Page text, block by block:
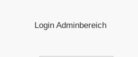
Login Adminbereich